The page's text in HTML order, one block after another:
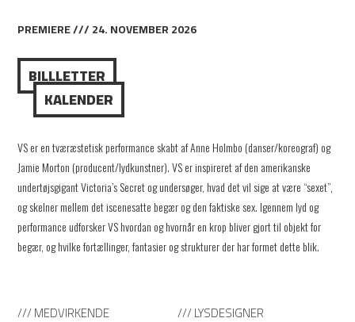
PREMIERE /// 24. NOVEMBER 2026
BILLLETTER
KALENDER
VS er en tværæstetisk performance skabt af Anne Holmbo (danser/koreograf) og
Jamie Morton (producent/lydkunstner). VS er inspireret af den amerikanske
undertøjsgigant Victoria’s Secret og undersøger, hvad det vil sige at være “sexet”,
og skelner mellem det iscenesatte begær og den faktiske sex. Igennem lyd og
performance udforsker VS hvordan og hvornår en krop bliver gjort til objekt for
begær, og hvilke fortællinger, fantasier og strukturer der har formet dette blik.
/// MEDVIRKENDE /// LYSDESIGNER